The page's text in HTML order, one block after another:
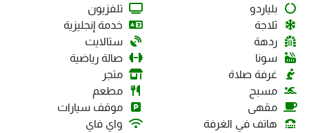
بلياردو
تلفزيون
ثلاجة
خدمة إنجليزية
ردهة
ستالايت
سونا
صالة رياضية
غرفة صلاة
متجر
مسبح
مطعم
مقهى
موقف سيارات
هاتف في الغرفة
واي فاي